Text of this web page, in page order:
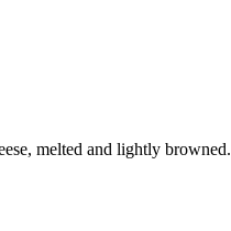
melted and lightly browned.